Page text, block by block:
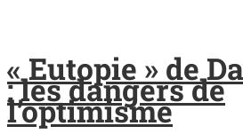
« Eutopie » de
: les dangers de
l’optimisme